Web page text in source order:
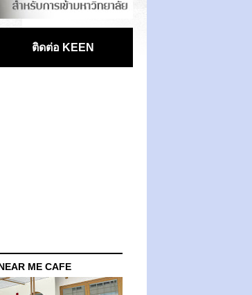
ติดต่อ KEEN
ME CAFE